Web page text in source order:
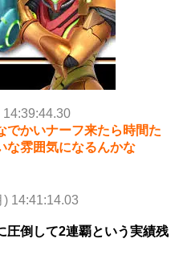
14:39:44.30
でかいナーフ来たら時間た
な雰囲気になるんかな
14:41:14.03
圧倒して2連覇という実績残